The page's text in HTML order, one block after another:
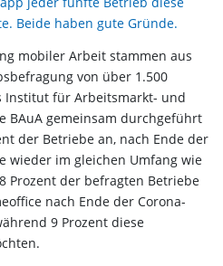
Beide haben gute Gründe.
mobiler Arbeit stammen aus
von über 1.500
Institut für Arbeitsmarkt- und
BAuA gemeinsam durchgeführt
der Betriebe an, nach Ende der
wieder im gleichen Umfang wie
Prozent der befragten Betriebe
nach Ende der Corona-
9 Prozent diese